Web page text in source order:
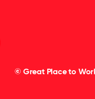
© Great Place to